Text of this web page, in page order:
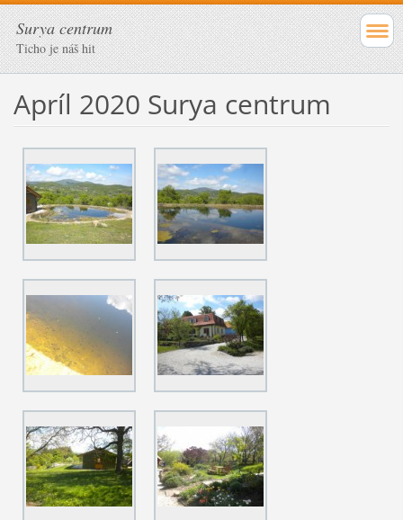
Surya centrum
Ticho je náš hit
Apríl 2020 Surya centrum